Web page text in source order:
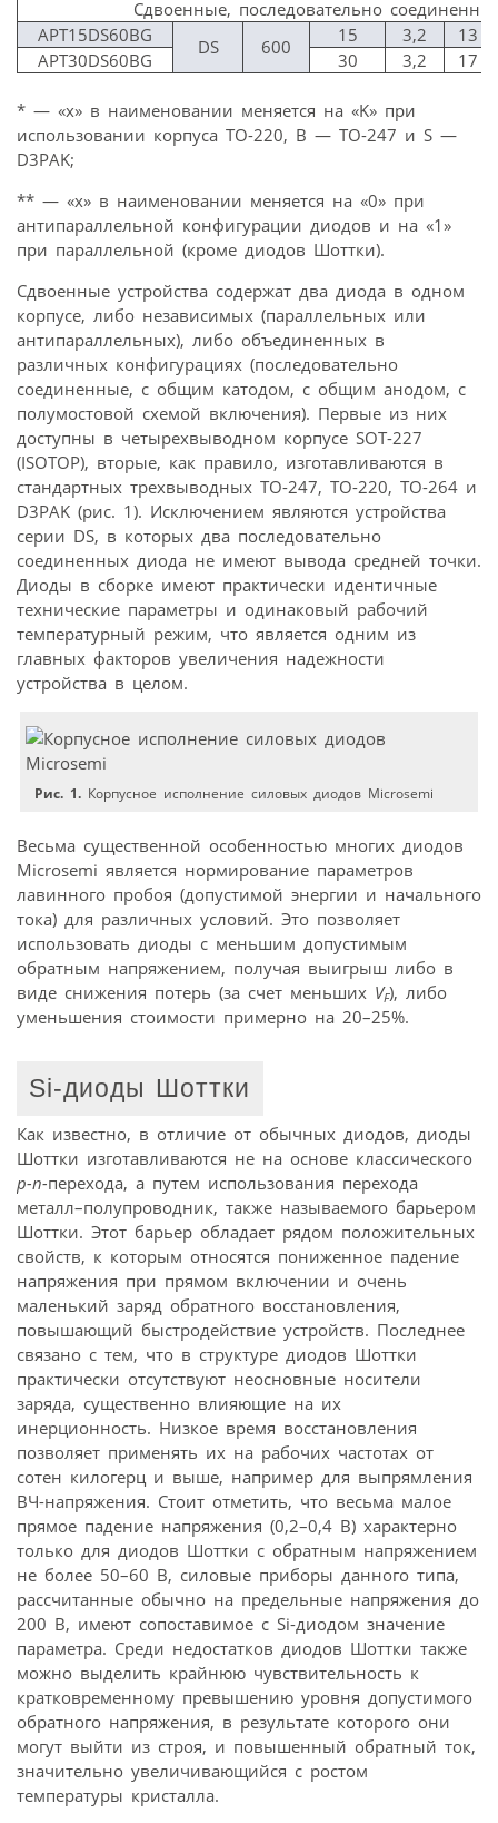
Сдвоенные, последовательно
APT15DS60BG
DS 600
15 3,2
13
APT30DS60BG
30 3,2 17
* — «x» в наименовании меняется на «K» при
использовании корпуса TO-220, B — TO-247 и S —
D3PAK;
** — «x» в наименовании меняется на «0» при
антипараллельной конфигурации диодов и на «1»
при параллельной (кроме диодов Шоттки).
Сдвоенные устройства содержат два диода в одном
корпусе, либо независимых (параллельных или
антипараллельных), либо объединенных в
различных конфигурациях (последовательно
соединенные, с общим катодом, с общим анодом, с
полумостовой схемой включения). Первые из них
доступны в четырехвыводном корпусе SOT-227
(ISOTOP), вторые, как правило, изготавливаются в
стандартных трехвыводных TO-247, TO-220, TO-264 и
D3PAK (рис. 1). Исключением являются устройства
серии DS, в которых два последовательно
соединенных диода не имеют вывода средней точки.
Диоды в сборке имеют практически идентичные
технические параметры и одинаковый рабочий
температурный режим, что является одним из
главных факторов увеличения надежности
устройства в целом.
Рис. 1. Корпусное исполнение силовых диодов Microsemi
Весьма существенной особенностью многих диодов
Microsemi является нормирование параметров
лавинного пробоя (допустимой энергии и начального
тока) для различных условий. Это позволяет
использовать диоды с меньшим допустимым
обратным напряжением, получая выигрыш либо в
виде снижения потерь (за счет меньших VF), либо
уменьшения стоимости примерно на 20–25%.
Si-диоды Шоттки
Как известно, в отличие от обычных диодов, диоды
Шоттки изготавливаются не на основе классического
p-n-перехода, а путем использования перехода
металл–полупроводник, также называемого барьером
Шоттки. Этот барьер обладает рядом положительных
свойств, к которым относятся пониженное падение
напряжения при прямом включении и очень
маленький заряд обратного восстановления,
повышающий быстродействие устройств. Последнее
связано с тем, что в структуре диодов Шоттки
практически отсутствуют неосновные носители
заряда, существенно влияющие на их
инерционность. Низкое время восстановления
позволяет применять их на рабочих частотах от
сотен килогерц и выше, например для выпрямления
ВЧ-напряжения. Стоит отметить, что весьма малое
прямое падение напряжения (0,2–0,4 В) характерно
только для диодов Шоттки с обратным напряжением
не более 50–60 В, силовые приборы данного типа,
рассчитанные обычно на предельные напряжения до
200 В, имеют сопоставимое с Si-диодом значение
параметра. Среди недостатков диодов Шоттки также
можно выделить крайнюю чувствительность к
кратко­временному превышению уровня допустимого
обратного напряжения, в результате которого они
могут выйти из строя, и повышенный обратный ток,
значительно увеличивающийся с ростом
температуры кристалла.